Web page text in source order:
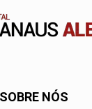
SOBRE NÓS